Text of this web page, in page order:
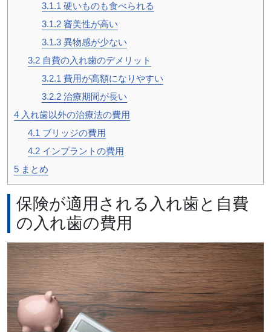
3.1.1硬いものも食べられる
3.1.2審美性が高い
3.1.3異物感が少ない
3.2自費の入れ歯のデメリット
3.2.1費用が高額になりやすい
3.2.2治療期間が長い
4 入れ歯以外の治療法の費用
4.1ブリッジの費用
4.2インプラントの費用
5 まとめ
保険が適用される入れ歯と自費
の入れ歯の費用